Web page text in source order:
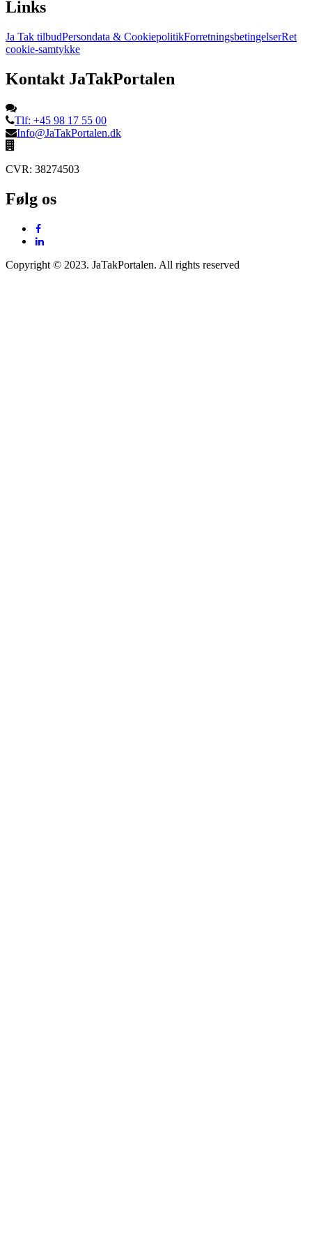
Links
Ja Tak tilbudPersondata & CookiepolitikForretningsbetingelserRet
cookie-samtykke
Kontakt JaTakPortalen
Tlf: +45 98 17 55 00
Info@JaTakPortalen.dk
CVR: 38274503
Følg os
Copyright © 2023. JaTakPortalen. All rights reserved